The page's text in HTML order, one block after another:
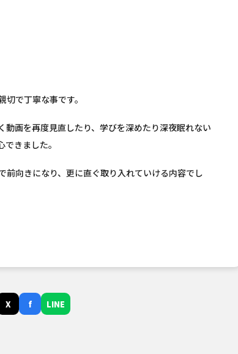
で丁寧な事です。
画を再度見直したり、学びを深めたり深夜眠れない
きました。
向きになり、更に直ぐ取り入れていける内容でし
X f LINE